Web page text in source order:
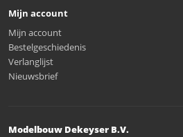
Mijn account
Mijn account
Bestelgeschiedenis
Verlanglijst
Nieuwsbrief
Modelbouw Dekeyser B.V.